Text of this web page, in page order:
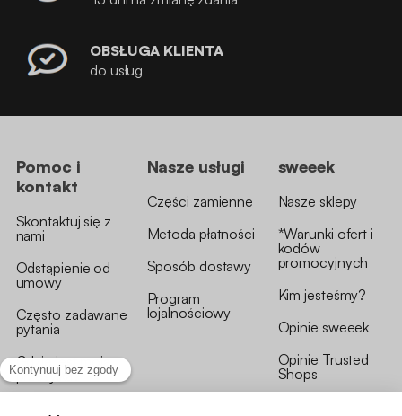
OBSŁUGA KLIENTA
do usług
Pomoc i
kontakt
Skontaktuj się z
nami
Odstąpienie od
umowy
Często zadawane
pytania
Gdzie jest moja
przesyłka?
Nasze usługi
Części zamienne
Metoda płatności
Sposób dostawy
Program
lojalnościowy
sweeek
Nasze sklepy
*Warunki ofert i
kodów
promocyjnych
Kim jesteśmy?
Opinie sweeek
Opinie Trusted
Shops